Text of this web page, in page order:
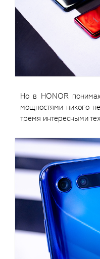
Но в HONOR
мощностями никого
тремя интересными